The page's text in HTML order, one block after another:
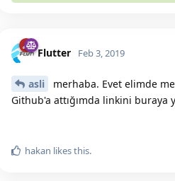
Flutter Feb 3, 2019
asli
merhaba. Evet elimde
Github'a attığımda linkini buraya
hakan likes this.